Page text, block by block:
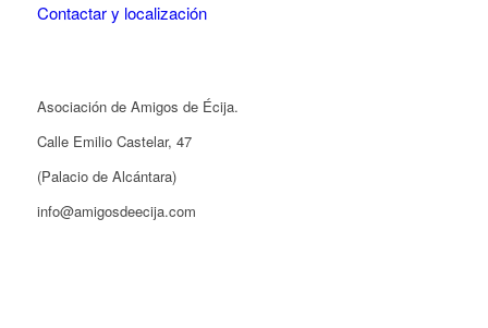
Contactar y localización
Asociación de Amigos de Écija.
Calle Emilio Castelar, 47
(Palacio de Alcántara)
info@amigosdeecija.com